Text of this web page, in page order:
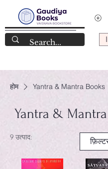
होम Yantra & Mantra Books
Yantra &
9 उत्पाद: